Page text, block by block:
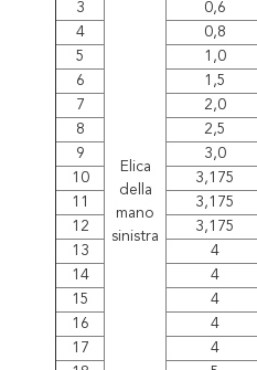
Elica
della
mano
sinistra
3
0,6
4
0,8
5
1,0
6
1,5
7
2,0
8
2,5
9
3,0
10
3,175
11
3,175
12
3,175
13
4
14
4
15
4
16
4
17
4